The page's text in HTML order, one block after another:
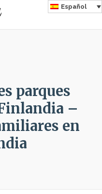
Español
parques
–
en